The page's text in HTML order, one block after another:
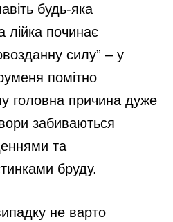
будь-яка
лійка починає
силу” – у
помітно
головна причина дуже
забиваються
та
бруду.
не варто